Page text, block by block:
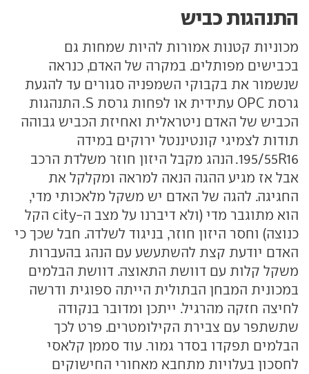
התנהגות כביש
מכוניות קטנות אמורות להיות שמחות גם
בכבישים מפותלים. במקרה של האדם, כנראה
שנשמור את בקבוקי השמפניה סגורים עד להגעת
גרסת OPC עתידית או לפחות גרסת S. התנהגות
הכביש של האדם ניטראלית ואחיזת הכביש גבוהה
תודות לצמיגי קונטיננטל ירוקים במידה
195/55R16. הנהג מקבל היזון חוזר משלדת הרכב
אבל אז מגיע ההגה הנאה למראה ומקלקל את
החגיגה. להגה של האדם יש משקל מלאכותי מדי,
הוא מתוגבר מדי (ולא דיברנו על מצב ה-city הקל
כנוצה) וחסר היזון חוזר, בניגוד לשלדה. חבל שכך כי
האדם יודעת קצת להשתעשע עם הנהג בהעברות
משקל קלות עם דוושת התאוצה. דוושת הבלמים
במכונית המבחן הבתולית הייתה ספוגית ודרשה
לחיצה חזקה מהרגיל. ייתכן ומדובר בנקודה
שתשתפר עם צבירת הקילומטרים. פרט לכך
הבלמים תפקדו בסדר גמור. עוד סממן קלאסי
לחסכון בעלויות מתחבא מאחורי החישוקים